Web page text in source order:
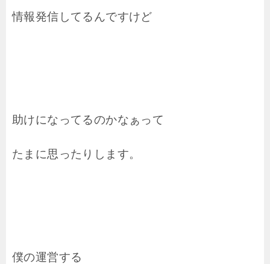
情報発信してるんですけど
助けになってるのかなぁって
たまに思ったりします。
僕の運営する